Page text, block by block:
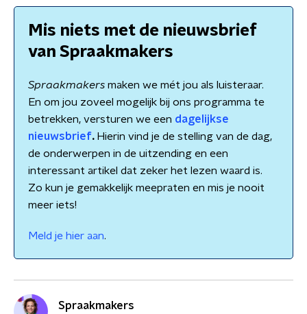
Mis niets met de nieuwsbrief
van Spraakmakers
Spraakmakers maken we mét jou als luisteraar.
En om jou zoveel mogelijk bij ons programma te
betrekken, versturen we een dagelijkse
nieuwsbrief.Hierin vind je de stelling van de dag,
de onderwerpen in de uitzending en een
interessant artikel dat zeker het lezen waard is.
Zo kun je gemakkelijk meepraten en mis je nooit
meer iets!
Meld je hier aan.
Spraakmakers